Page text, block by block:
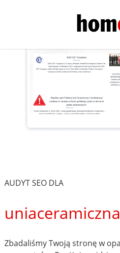
AUDYT SEO DLA
Zbadaliśmy Twoją stronę w